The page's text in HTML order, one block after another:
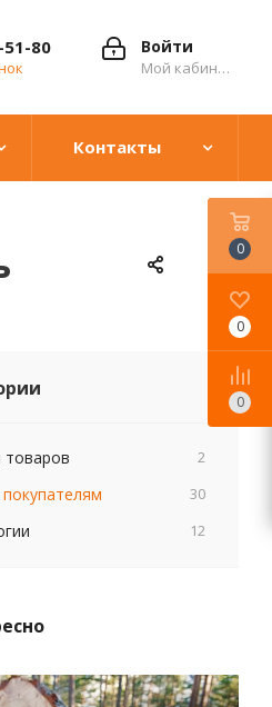
Войти
Мой кабинет
51-80
Контакты
2
30
12
0
0
0